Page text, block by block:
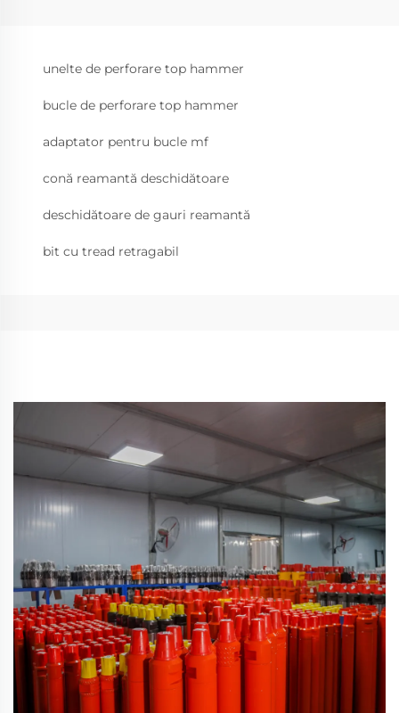
unelte de perforare top hammer
bucle de perforare top hammer
adaptator pentru bucle mf
conă reamantă deschidătoare
deschidătoare de gauri reamantă
bit cu tread retragabil